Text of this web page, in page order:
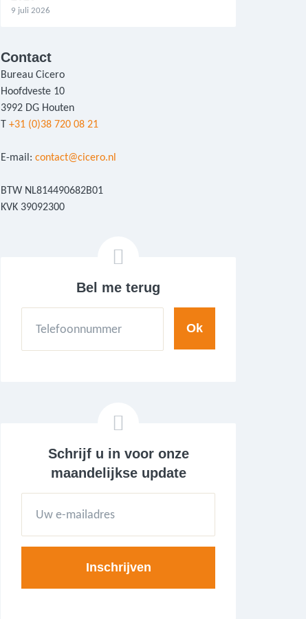
9 juli 2026
Contact
Bureau Cicero
Hoofdveste 10
3992 DG Houten
+31 (0)38 720 08 21
E-mail: contact@cicero.nl
BTW NL814490682B01
KVK 39092300
Bel me terug
Schrijf u in voor onze
maandelijkse update